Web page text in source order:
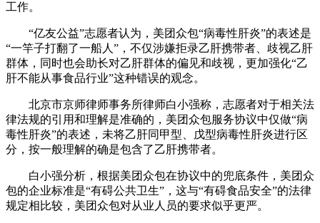
工作。
“亿友公益”志愿者认为，美团众包“病毒性肝炎”的表述是
“一竿子打翻了一船人”，不仅涉嫌拒录乙肝携带者、歧视乙肝
群体，同时也会助长对乙肝群体的偏见和歧视，更加强化“乙
肝不能从事食品行业”这种错误的观念。
北京市京师律师事务所律师白小强称，志愿者对于相关法
律法规的引用和理解是准确的，美团众包服务协议中仅做“病
毒性肝炎”的表述，未将乙肝同甲型、戊型病毒性肝炎进行区
分，按一般理解的确是包含了乙肝携带者。
白小强分析，根据美团众包在协议中的兜底条件，美团众
包的企业标准是“有碍公共卫生”，这与“有碍食品安全”的法律
规定相比较，美团众包对从业人员的要求似乎更严。